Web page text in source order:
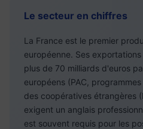
Le secteur en chiffres
La France est le premier
européenne. Ses
plus de 70 milliards d'euros
européens (PAC,
des coopératives étrangères
exigent un anglais
est souvent requis pour les